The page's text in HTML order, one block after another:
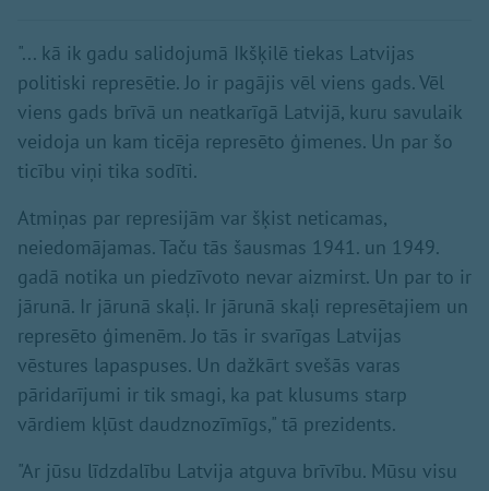
"... kā ik gadu salidojumā Ikšķilē tiekas Latvijas
politiski represētie. Jo ir pagājis vēl viens gads. Vēl
viens gads brīvā un neatkarīgā Latvijā, kuru savulaik
veidoja un kam ticēja represēto ģimenes. Un par šo
ticību viņi tika sodīti.
Atmiņas par represijām var šķist neticamas,
neiedomājamas. Taču tās šausmas 1941. un 1949.
gadā notika un piedzīvoto nevar aizmirst. Un par to ir
jārunā. Ir jārunā skaļi. Ir jārunā skaļi represētajiem un
represēto ģimenēm. Jo tās ir svarīgas Latvijas
vēstures lapaspuses. Un dažkārt svešās varas
pāridarījumi ir tik smagi, ka pat klusums starp
vārdiem kļūst daudznozīmīgs," tā prezidents.
"Ar jūsu līdzdalību Latvija atguva brīvību. Mūsu visu